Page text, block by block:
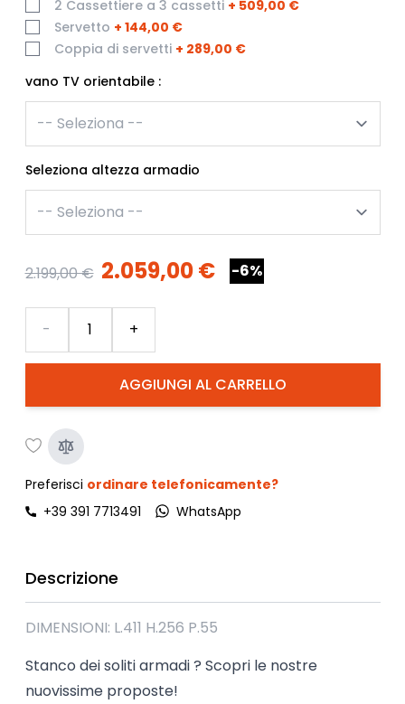
2 Cassettiere a 3 cassetti + 509,00 €
Servetto + 144,00 €
Coppia di servetti + 289,00 €
vano TV orientabile :
Seleziona altezza armadio
2.199,00 € 2.059,00 € -6%
AGGIUNGI AL CARRELLO
- +
Preferisci ordinare telefonicamente?
+39 391 7713491
WhatsApp
Descrizione
DIMENSIONI: L.411 H.256 P.55
Stanco dei soliti armadi ? Scopri le nostre
nuovissime proposte!